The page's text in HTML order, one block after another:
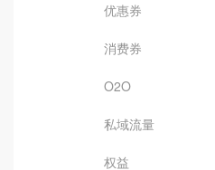
优惠券
消费券
O2O
私域流量
权益